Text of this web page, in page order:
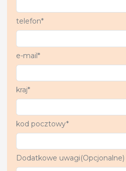
telefon*
e-mail*
kraj*
kod pocztowy*
Dodatkowe uwagi(Opcjonalne)